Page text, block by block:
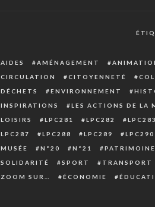
AIDES AMÉNAGEMENT
CIRCULATION
CITOYENNETÉ
DÉCHETS
ENVIRONNEMENT
INSPIRATIONS
LES ACTIONS DE LA
LOISIRS
LPC281 LPC282 LPC283
LPC287
LPC288 LPC289 LPC290
MUSÉE
N°20 N°21 PATRIMOINE
SOLIDARITÉ
SPORT TRANSPORT
ZOOM SUR…
ÉCONOMIE